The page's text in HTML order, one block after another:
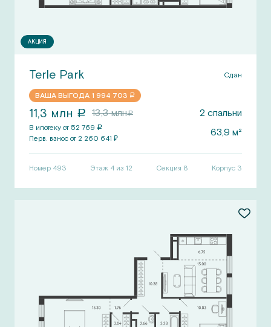
АКЦИЯ
Terle Park Сдан
ВАША ВЫГОДА 1 994 703 a
11,3 млн a 13,3млнa 2 спальни
В ипотеку от 52 769 a
Перв. взнос от 2 260 641 ₽ 63,9 м²
Номер 493 Этаж 4 из 12 Секция 8 Корпус 3